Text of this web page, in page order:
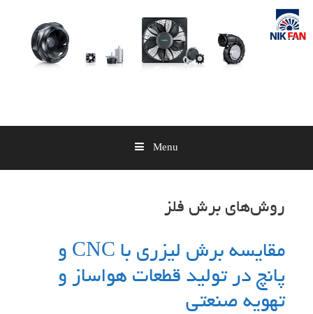
Skip
content
Menu
روش‌های برش فلز
مقایسه برش لیزری با CNC و
پانچ در تولید قطعات هواساز و
تهویه صنعتی